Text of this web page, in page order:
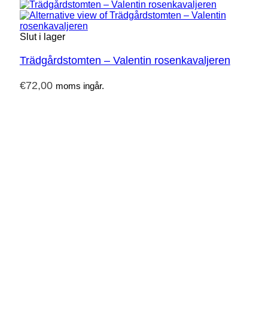
Slut i lager
Trädgårdstomten – Valentin rosenkavaljeren
€72,00 moms ingår.